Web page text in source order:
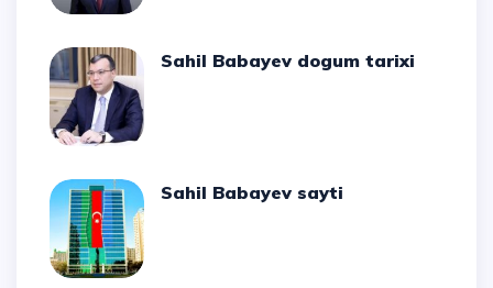
Sahil Babayev dogum tarixi
Sahil Babayev sayti